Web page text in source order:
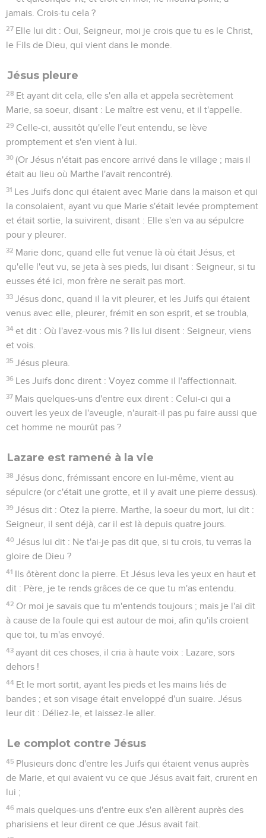
jamais. Crois-tu cela ?
27 Elle lui dit : Oui, Seigneur, moi je crois que tu es le Christ,
le Fils de Dieu, qui vient dans le monde.
Jésus pleure
28 Et ayant dit cela, elle s'en alla et appela secrètement
Marie, sa soeur, disant : Le maître est venu, et il t'appelle.
29 Celle-ci, aussitôt qu'elle l'eut entendu, se lève
promptement et s'en vient à lui.
30 (Or Jésus n'était pas encore arrivé dans le village ; mais il
était au lieu où Marthe l'avait rencontré).
31 Les Juifs donc qui étaient avec Marie dans la maison et qui
la consolaient, ayant vu que Marie s'était levée promptement
et était sortie, la suivirent, disant : Elle s'en va au sépulcre
pour y pleurer.
32 Marie donc, quand elle fut venue là où était Jésus, et
qu'elle l'eut vu, se jeta à ses pieds, lui disant : Seigneur, si tu
eusses été ici, mon frère ne serait pas mort.
33 Jésus donc, quand il la vit pleurer, et les Juifs qui étaient
venus avec elle, pleurer, frémit en son esprit, et se troubla,
34 et dit : Où l'avez-vous mis ? Ils lui disent : Seigneur, viens
et vois.
35 Jésus pleura.
36 Les Juifs donc dirent : Voyez comme il l'affectionnait.
37 Mais quelques-uns d'entre eux dirent : Celui-ci qui a
ouvert les yeux de l'aveugle, n'aurait-il pas pu faire aussi que
cet homme ne mourût pas ?
Lazare est ramené à la vie
38 Jésus donc, frémissant encore en lui-même, vient au
sépulcre (or c'était une grotte, et il y avait une pierre dessus).
39 Jésus dit : Otez la pierre. Marthe, la soeur du mort, lui dit :
Seigneur, il sent déjà, car il est là depuis quatre jours.
40 Jésus lui dit : Ne t'ai-je pas dit que, si tu crois, tu verras la
gloire de Dieu ?
41 Ils ôtèrent donc la pierre. Et Jésus leva les yeux en haut et
dit : Père, je te rends grâces de ce que tu m'as entendu.
42 Or moi je savais que tu m'entends toujours ; mais je l'ai dit
à cause de la foule qui est autour de moi, afin qu'ils croient
que toi, tu m'as envoyé.
43 ayant dit ces choses, il cria à haute voix : Lazare, sors
dehors !
44 Et le mort sortit, ayant les pieds et les mains liés de
bandes ; et son visage était enveloppé d'un suaire. Jésus
leur dit : Déliez-le, et laissez-le aller.
Le complot contre Jésus
45 Plusieurs donc d'entre les Juifs qui étaient venus auprès
de Marie, et qui avaient vu ce que Jésus avait fait, crurent en
lui ;
46 mais quelques-uns d'entre eux s'en allèrent auprès des
pharisiens et leur dirent ce que Jésus avait fait.